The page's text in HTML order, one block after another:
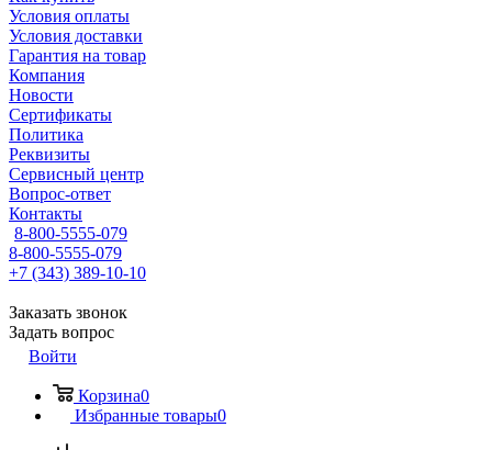
Условия оплаты
Условия доставки
Гарантия на товар
Компания
Новости
Сертификаты
Политика
Реквизиты
Сервисный центр
Вопрос-ответ
Контакты
8-800-5555-079
8-800-5555-079
+7 (343) 389-10-10
Заказать звонок
Задать вопрос
Войти
Корзина0
Избранные товары0